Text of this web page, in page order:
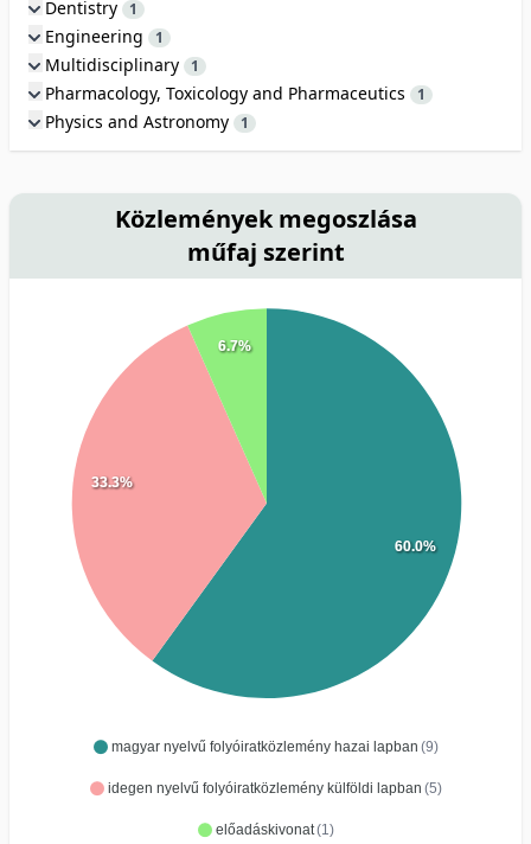
Dentistry 1
Engineering 1
Multidisciplinary 1
Pharmacology, Toxicology and Pharmaceutics 1
Physics and Astronomy 1
Közlemények megoszlása
műfaj szerint
magyar nyelvű folyóiratközlemény hazai lapban (9)
idegen nyelvű folyóiratközlemény külföldi lapban (5)
előadáskivonat(1)
60.0%
33.3%
6.7%